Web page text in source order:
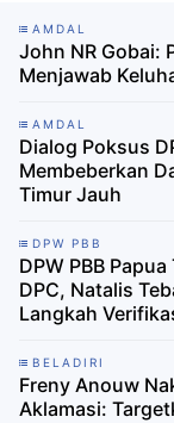
AMDAL
John NR Gobai:
Menjawab
AMDAL
Dialog Poksus
Membeberkan
Timur Jauh
DPW PBB
DPW PBB
DPC, Natalis
Langkah
BELADIRI
Freny Anouw
Aklamasi: